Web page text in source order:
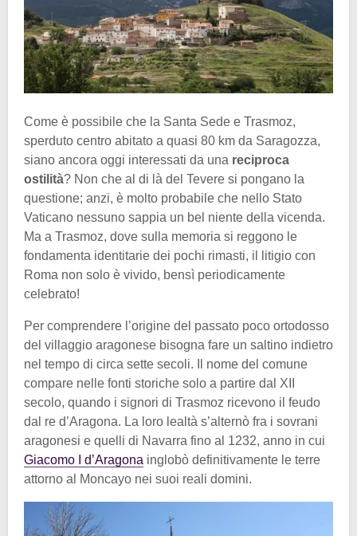
Come è possibile che la Santa Sede e Trasmoz,
sperduto centro abitato a quasi 80 km da Saragozza,
siano ancora oggi interessati da una reciproca
ostilità? Non che al di là del Tevere si pongano la
questione; anzi, è molto probabile che nello Stato
Vaticano nessuno sappia un bel niente della vicenda.
Ma a Trasmoz, dove sulla memoria si reggono le
fondamenta identitarie dei pochi rimasti, il litigio con
Roma non solo è vivido, bensì periodicamente
celebrato!
Per comprendere l’origine del passato poco ortodosso
del villaggio aragonese bisogna fare un saltino indietro
nel tempo di circa sette secoli. Il nome del comune
compare nelle fonti storiche solo a partire dal XII
secolo, quando i signori di Trasmoz ricevono il feudo
dal re d’Aragona. La loro lealtà s’alternò fra i sovrani
aragonesi e quelli di Navarra fino al 1232, anno in cui
Giacomo I d’Aragona inglobò definitivamente le terre
attorno al Moncayo nei suoi reali domini.